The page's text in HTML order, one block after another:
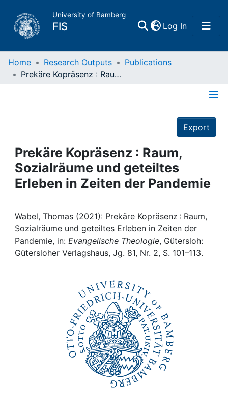
University of Bamberg
FIS Log In(current)
Home
Projects
People
Awards
My FIS
Home Research Outputs
Publications
Prekäre Kopräsenz : Raum, Sozialräume und geteiltes Erleben in Zeiten der Pandemie
Export
Prekäre Kopräsenz : Raum,
Sozialräume und geteiltes
Erleben in Zeiten der Pandemie
Wabel, Thomas (2021): Prekäre Kopräsenz : Raum,
Sozialräume und geteiltes Erleben in Zeiten der
Pandemie, in: Evangelische Theologie, Gütersloh:
Gütersloher Verlagshaus, Jg. 81, Nr. 2, S. 101–113.